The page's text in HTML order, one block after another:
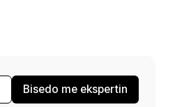
Bisedo me ekspertin